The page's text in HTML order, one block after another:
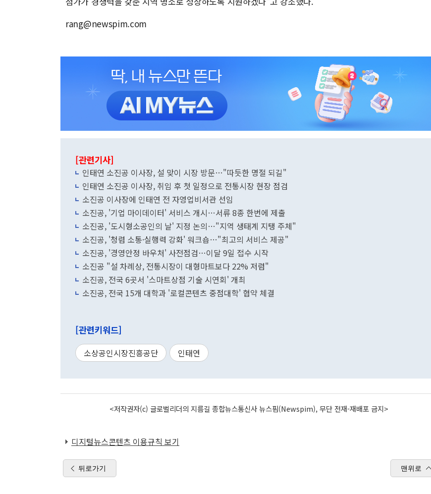
rang@newspim.com
[관련기사]
인태연 소진공 이사장, 설 맞이 시장 방문…"따듯한 명절 되길"
인태연 소진공 이사장, 취임 후 첫 일정으로 전통시장 현장 점검
소진공 이사장에 인태연 전 자영업비서관 선임
소진공, '기업 마이데이터' 서비스 개시…서류 8종 한번에 제출
소진공, '도시형소공인의 날' 지정 논의…"지역 생태계 지탱 주체"
소진공, '청렴 소통·실행력 강화' 워크숍…"최고의 서비스 제공"
소진공, '경영안정 바우처' 사전점검…이달 9일 접수 시작
소진공 "설 차례상, 전통시장이 대형마트보다 22% 저렴"
소진공, 전국 6곳서 '스마트상점 기술 시연회' 개최
소진공, 전국 15개 대학과 '로컬콘텐츠 중점대학' 협약 체결
[관련키워드]
소상공인시장진흥공단 인태연
<저작권자(c) 글로벌리더의 지름길 종합뉴스통신사 뉴스핌(Newspim), 무단 전재-재배포 금지>
디지털뉴스콘텐츠 이용규칙 보기
뒤로가기 맨위로